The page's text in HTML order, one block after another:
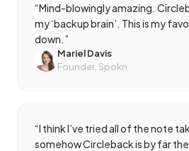
“Mind-blowingly amazing.
my ‘backup brain’. This is my
down.”
Mariel Davis
Founder, Spokn
“I think I’ve tried all of the note
somehow Circleback is by far